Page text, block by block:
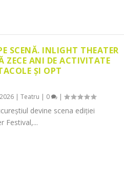
SCENĂ. INLIGHT THEATER
ZECE ANI DE ACTIVITATE
ȘI OPT
| Teatru | 0 |
devine scena ediției
Festival,...